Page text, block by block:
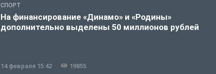
СПОРТ
На финансирование «Динамо» и «Родины»
дополнительно выделены 50 миллионов рублей
14 февраля 15:42 19855